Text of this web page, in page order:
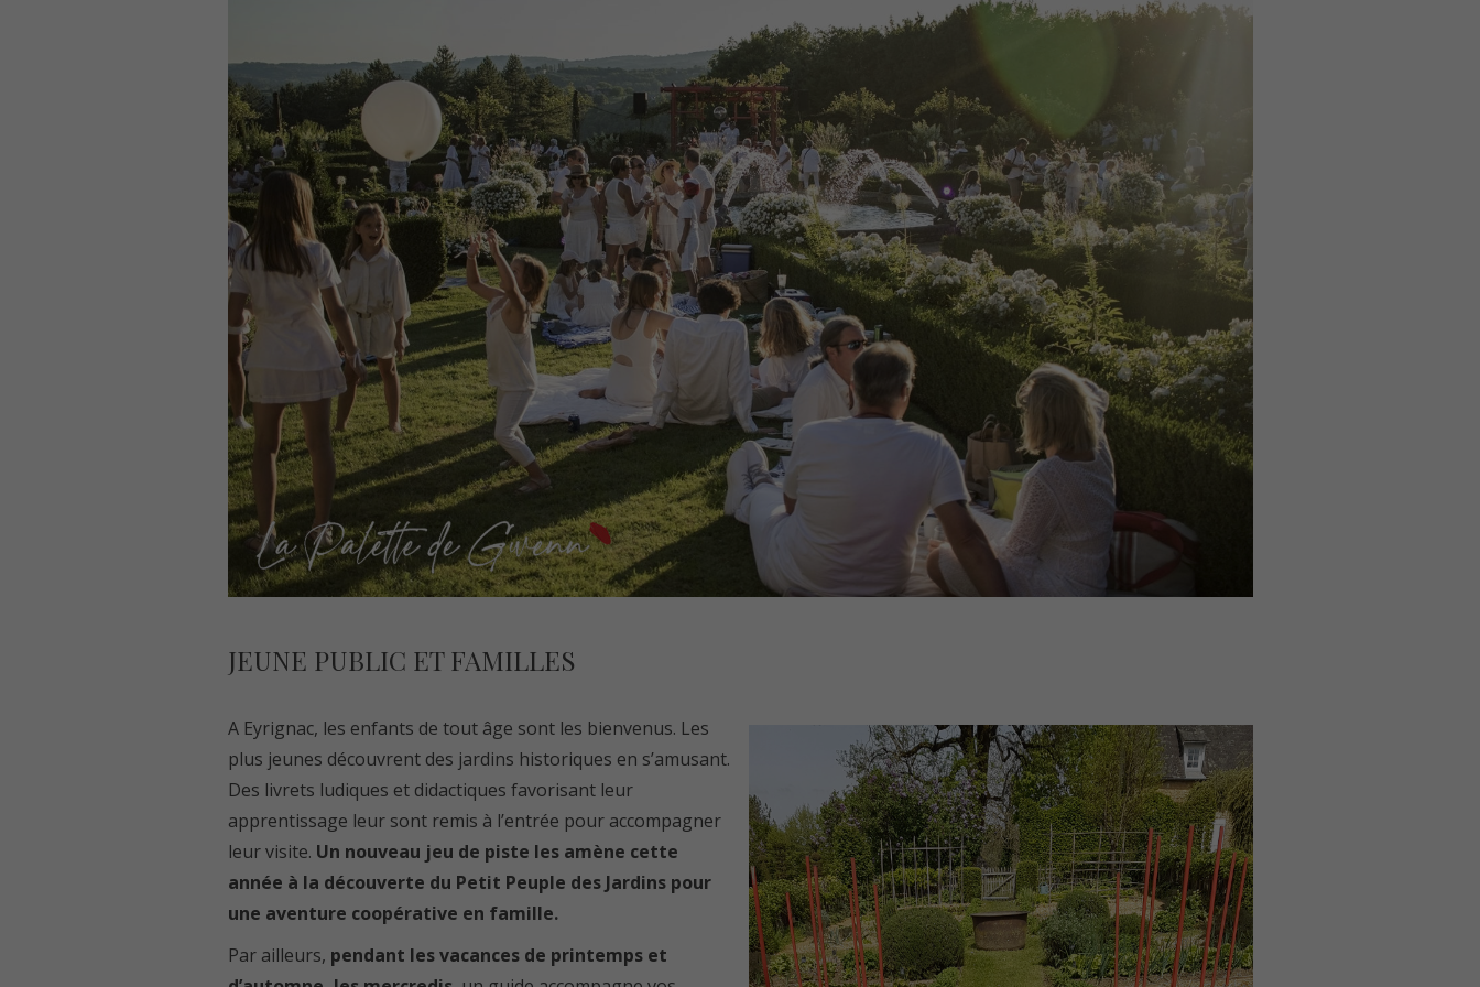
JEUNE PUBLIC ET FAMILLES
A Eyrignac, les enfants de tout âge sont les bienvenus. Les
plus jeunes découvrent des jardins historiques en s’amusant.
Des livrets ludiques et didactiques favorisant leur
apprentissage leur sont remis à l’entrée pour accompagner
leur visite. Un nouveau jeu de piste les amène cette
année à la découverte du Petit Peuple des Jardins pour
une aventure coopérative en famille.
Par ailleurs, pendant les vacances de printemps et